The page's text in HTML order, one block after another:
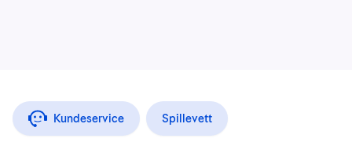
Kundeservice Spillevett